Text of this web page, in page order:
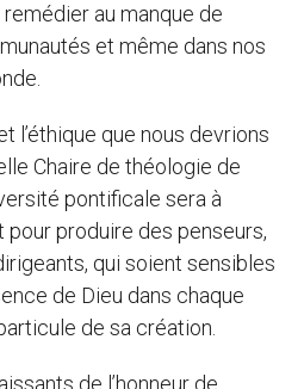
au manque de
et même dans nos
l’éthique que nous devrions
Chaire de théologie de
pontificale sera à
pour produire des penseurs,
qui soient sensibles
de Dieu dans chaque
de sa création.